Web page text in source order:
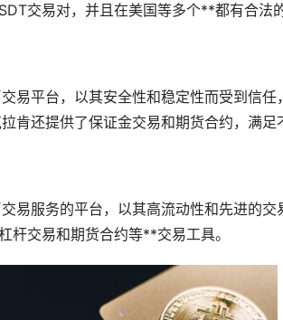
交易对，并且在美国等多个**都有合法
易平台，以其安全性和稳定性而受到信
肯还提供了保证金交易和期货合约，满足
易服务的平台，以其高流动性和先进的
杆交易和期货合约等**交易工具。